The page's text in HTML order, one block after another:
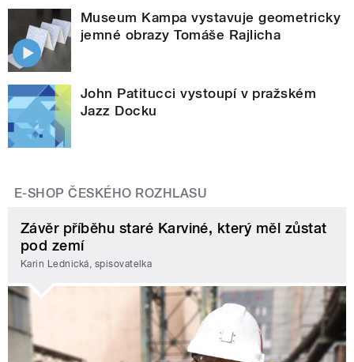
Museum Kampa vystavuje geometricky
jemné obrazy Tomáše Rajlicha
John Patitucci vystoupí v pražském
Jazz Docku
E-SHOP ČESKÉHO ROZHLASU
Závěr příběhu staré Karviné, který měl zůstat
pod zemí
Karin Lednická, spisovatelka